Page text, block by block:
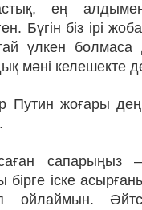
ең
Бүгін біз ірі
үлкен
мәні келешекте
Путин жоғары
сапарыңыз
іске
ойлаймын.